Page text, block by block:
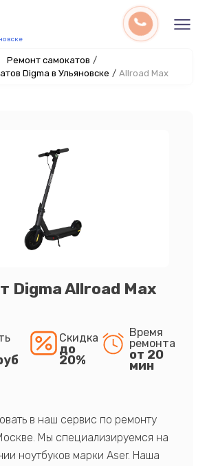
Ремонт самокатов /
Digma в Ульяновске / Allroad Max
Digma Allroad Max
Скидка
до
20%
Время
ремонта
от 20
мин
в наш сервис по ремонту
Мы специализируемся на
ноутбуков марки Aser. Наша